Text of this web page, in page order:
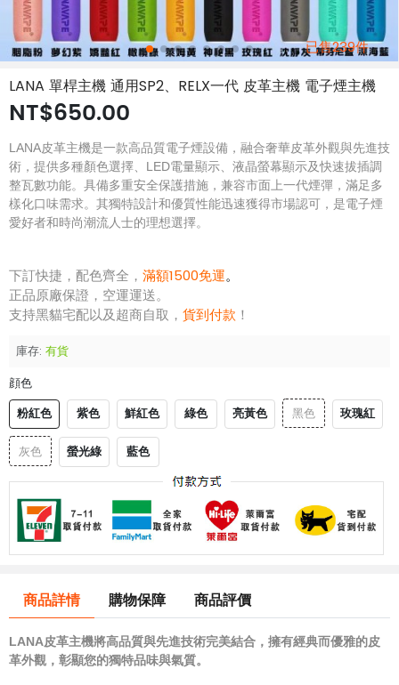
已售239件
LANA 單桿主機 通用SP2、RELX一代 皮革主機 電子煙主機
NT$650.00
LANA皮革主機是一款高品質電子煙設備，融合奢華皮革外觀與先進技
術，提供多種顏色選擇、LED電量顯示、液晶螢幕顯示及快速拔插調
整瓦數功能。具備多重安全保護措施，兼容市面上一代煙彈，滿足多
樣化口味需求。其獨特設計和優質性能迅速獲得市場認可，是電子煙
愛好者和時尚潮流人士的理想選擇。
下訂快捷，配色齊全， 滿額1500免運。
正品原廠保證，空運運送。
支持黑貓宅配以及超商自取， 貨到付款 ！
庫存: 有貨
顔色
粉紅色 紫色 鮮紅色 綠色 亮黃色 黑色 玫瑰紅
灰色 螢光綠 藍色
商品詳情 購物保障 商品評價
LANA皮革主機將高品質與先進技術完美結合，擁有經典而優雅的皮
革外觀，彰顯您的獨特品味與氣質。